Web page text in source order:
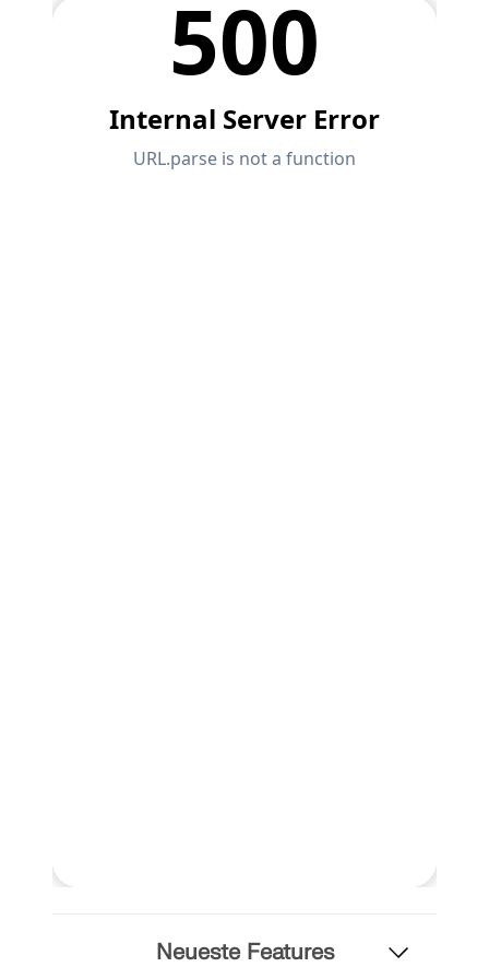
API Dokumentation
Anwendungen
Modellobjekte
Geo-Zonen-Tool
Windgeschwindigkeiten und seismischen Daten.
Neueste Features